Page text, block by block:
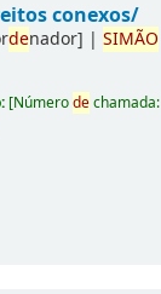
conexos/
denador] |SIMÃO
[Númerode